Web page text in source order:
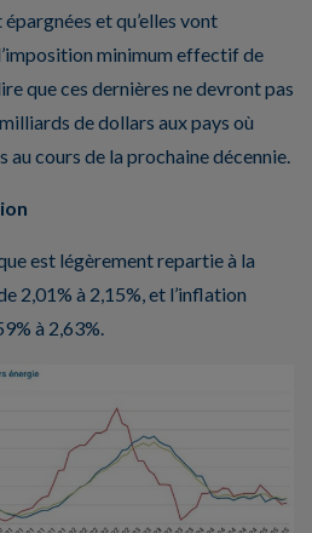
et qu’elles vont
minimum effectif de
que ces dernières ne devront pas
de dollars aux pays où
au cours de la prochaine décennie.
est légèrement repartie à la
2,01% à 2,15%, et l’inflation
à 2,63%.